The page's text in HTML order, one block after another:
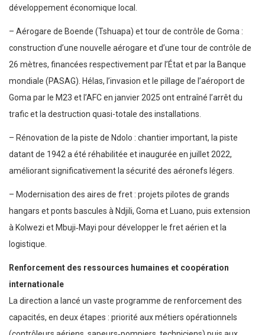
développement économique local.
– Aérogare de Boende (Tshuapa) et tour de contrôle de Goma :
construction d’une nouvelle aérogare et d’une tour de contrôle de
26 mètres, financées respectivement par l’État et par la Banque
mondiale (PASAG). Hélas, l’invasion et le pillage de l’aéroport de
Goma par le M23 et l’AFC en janvier 2025 ont entraîné l’arrêt du
trafic et la destruction quasi-totale des installations.
– Rénovation de la piste de Ndolo : chantier important, la piste
datant de 1942 a été réhabilitée et inaugurée en juillet 2022,
améliorant significativement la sécurité des aéronefs légers.
– Modernisation des aires de fret : projets pilotes de grands
hangars et ponts bascules à Ndjili, Goma et Luano, puis extension
à Kolwezi et Mbuji‑Mayi pour développer le fret aérien et la
logistique.
Renforcement des ressources humaines et coopération
internationale
La direction a lancé un vaste programme de renforcement des
capacités, en deux étapes : priorité aux métiers opérationnels